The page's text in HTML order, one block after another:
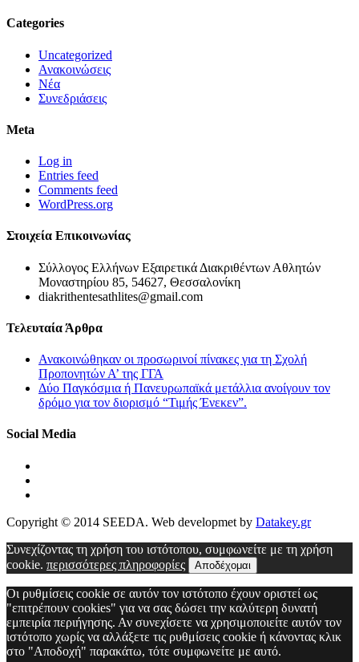
Categories
Uncategorized
Ανακοινώσεις
Νέα
Συνεδριάσεις
Meta
Log in
Entries feed
Comments feed
WordPress.org
Στοιχεία Επικοινωνίας
Σύλλογος Ελλήνων Εξαιρετικά Διακριθέντων Αθλητών
Μοναστηρίου 85, 54627, Θεσσαλονίκη
diakrithentesathlites@gmail.com
Τελευταία Άρθρα
Ανακοινώθηκαν οι προσωρινοί πίνακες για τη Σχολή
Προπονητών Α’ της ΓΓΑ
Δύο Παγκόσμια ή Πανευρωπαϊκά μετάλλια ανοίγουν τον
δρόμο για τον διορισμό “Τιμής Ένεκεν”.
Social Media
Copyright © 2014 SEEDA. Web developmet by Datakey.gr
Συνεχίζοντας τη χρήση του ιστότοπου, συμφωνείτε με τη χρήση
cookie. περισσότερες πληροφορίες Αποδέχομαι
Οι ρυθμίσεις cookie σε αυτόν τον ιστότοπο έχουν οριστεί ως
"επιτρέπουν cookies" για να σας δώσει την καλύτερη δυνατή
εμπειρία περιήγησης. Αν συνεχίσετε να χρησιμοποιείτε αυτόν τον
ιστότοπο χωρίς να αλλάξετε τις ρυθμίσεις cookie ή κάνοντας κλικ
στο "Αποδοχή" παρακάτω, τότε συμφωνείτε με αυτό.